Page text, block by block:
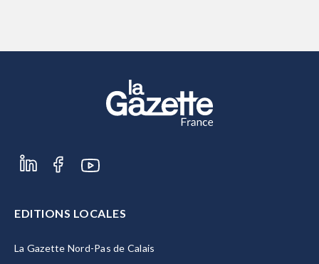
EDITIONS LOCALES
La Gazette Nord-Pas de Calais